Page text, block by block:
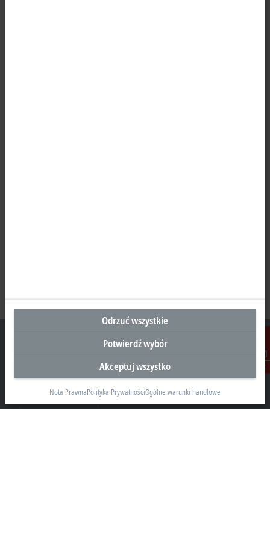
Kontakt
Siedziba Główna Polska
Beckhoff Automation Sp. z o.o.
Żabieniec, ul. Ruczajowa 15
Odrzuć wszystkie
Potwierdź wybór
Akceptuj wszystko
Nota PrawnaPolityka PrywatnościOgólne warunki handlowe